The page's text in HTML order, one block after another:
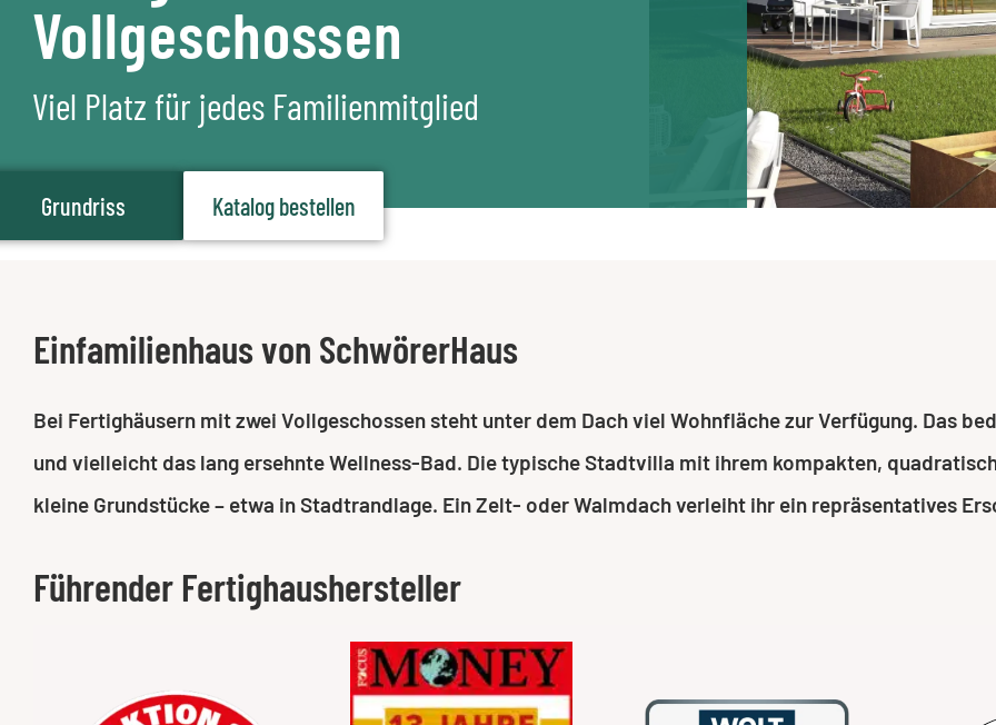
Vollgeschossen
Viel Platz für jedes Familienmitglied
Grundriss Katalog bestellen
Einfamilienhaus von SchwörerHaus
Bei Fertighäusern mit zwei Vollgeschossen steht unter dem Dach viel Wohnfläche zur Verfügung. Das
und vielleicht das lang ersehnte Wellness-Bad. Die typische Stadtvilla mit ihrem kompakten,
kleine Grundstücke – etwa in Stadtrandlage. Ein Zelt- oder Walmdach verleiht ihr ein repräsentatives
Führender Fertighaushersteller